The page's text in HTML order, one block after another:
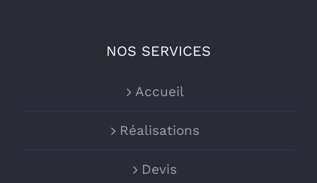
NOS SERVICES
Accueil
Réalisations
Devis